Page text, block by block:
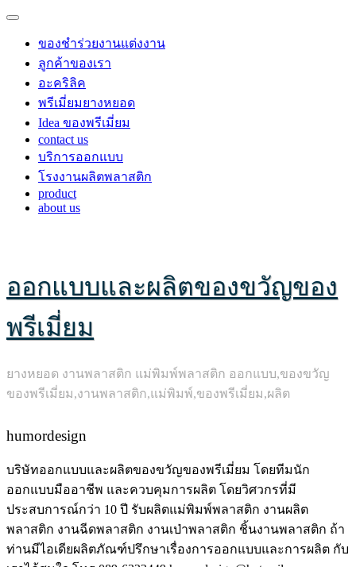
ของชำร่วยงานแต่งงาน
ลูกค้าของเรา
อะคริลิค
พรีเมี่ยมยางหยอด
Idea ของพรีเมี่ยม
contact us
บริการออกแบบ
โรงงานผลิตพลาสติก
product
about us
ออกแบบและผลิตของขวัญของ
พรีเมี่ยม
ยางหยอด งานพลาสติก แม่พิมพ์พลาสติก ออกแบบ,ของขวัญ
ของพรีเมี่ยม,งานพลาสติก,แม่พิมพ์,ของพรีเมี่ยม,ผลิต
humordesign
บริษัทออกแบบและผลิตของขวัญของพรีเมี่ยม โดยทีมนัก
ออกแบบมืออาชีพ และควบคุมการผลิต โดยวิศวกรที่มี
ประสบการณ์กว่า 10 ปี รับผลิตแม่พิมพ์พลาสติก งานผลิต
พลาสติก งานฉีดพลาสติก งานเป่าพลาสติก ชิ้นงานพลาสติก ถ้า
ท่านมีไอเดียผลิตภัณฑ์ปรึกษาเรื่องการออกแบบและการผลิต กับ